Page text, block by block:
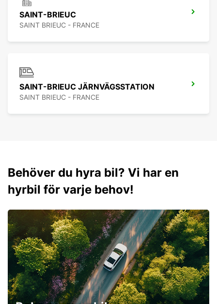
SAINT-BRIEUC
SAINT BRIEUC - FRANCE
SAINT-BRIEUC JÄRNVÄGSSTATION
SAINT BRIEUC - FRANCE
Behöver du hyra bil? Vi har en
hyrbil för varje behov!